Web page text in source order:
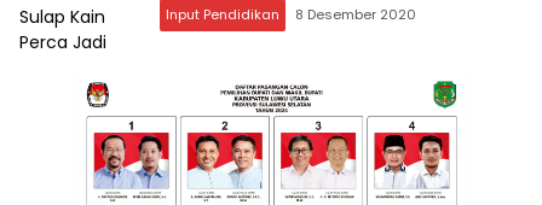
Input Pendidikan 8 Desember 2020